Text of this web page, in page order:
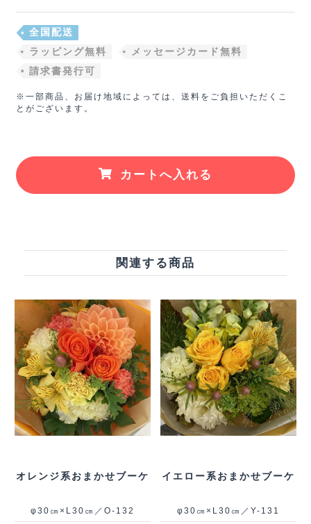
全国配送
ラッピング無料
メッセージカード無料
請求書発行可
※一部商品、お届け地域によっては、送料をご負担いただくこ
とがございます。
カートへ入れる
関連する商品
オレンジ系おまかせブーケ
φ30㎝×L30㎝／O-132
イエロー系おまかせブーケ
φ30㎝×L30㎝／Y-131